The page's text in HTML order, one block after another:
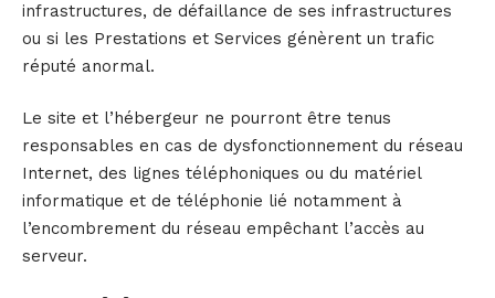
infrastructures, de défaillance de ses infrastructures
ou si les Prestations et Services génèrent un trafic
réputé anormal.
Le site et l’hébergeur ne pourront être tenus
responsables en cas de dysfonctionnement du réseau
Internet, des lignes téléphoniques ou du matériel
informatique et de téléphonie lié notamment à
l’encombrement du réseau empêchant l’accès au
serveur.